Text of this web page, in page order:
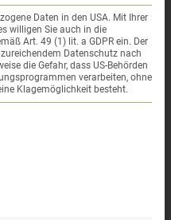
Das
stellen
Daten in den USA. Mit Ihrer
willigen Sie auch in die
Art. 49 (1) lit. a GDPR ein. Der
Datenschutz nach
die Gefahr, dass US-Behörden
verarbeiten, ohne
Klagemöglichkeit besteht.
Gruppen, für die eine